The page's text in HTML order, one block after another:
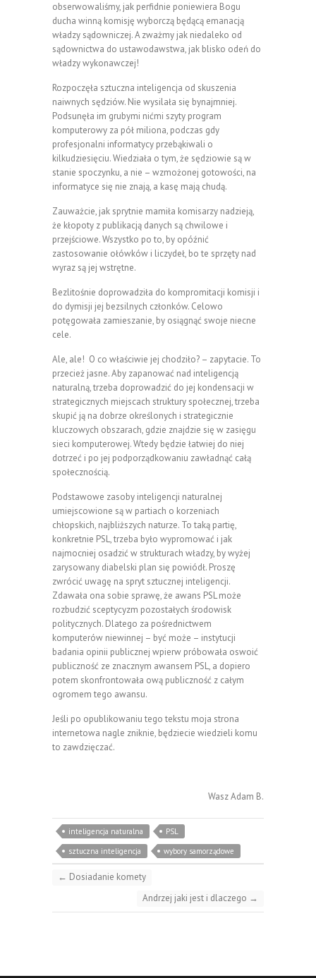
obserwowaliśmy, jak perfidnie poniewiera Bogu
ducha winną komisję wyborczą będącą emanacją
władzy sądowniczej. A zważmy jak niedaleko od
sądownictwa do ustawodawstwa, jak blisko odeń do
władzy wykonawczej!
Rozpoczęła sztuczna inteligencja od skuszenia
naiwnych sędziów. Nie wysilała się bynajmniej.
Podsunęła im grubymi nićmi szyty program
komputerowy za pół miliona, podczas gdy
profesjonalni informatycy przebąkiwali o
kilkudziesięciu. Wiedziała o tym, że sędziowie są w
stanie spoczynku, a nie – wzmożonej gotowości, na
informatyce się nie znają, a kasę mają chudą.
Zauważcie, jak sprytnie mamiła komisarzy nadzieją,
że kłopoty z publikacją danych są chwilowe i
przejściowe. Wszystko po to, by opóźnić
zastosowanie ołówków i liczydeł, bo te sprzęty nad
wyraz są jej wstrętne.
Bezlitośnie doprowadziła do kompromitacji komisji i
do dymisji jej bezsilnych członków. Celowo
potęgowała zamieszanie, by osiągnąć swoje niecne
cele.
Ale, ale! O co właściwie jej chodziło? – zapytacie. To
przecież jasne. Aby zapanować nad inteligencją
naturalną, trzeba doprowadzić do jej kondensacji w
strategicznych miejscach struktury społecznej, trzeba
skupić ją na dobrze określonych i strategicznie
kluczowych obszarach, gdzie znajdzie się w zasięgu
sieci komputerowej. Wtedy będzie łatwiej do niej
dotrzeć i po jej podporządkowaniu zawładnąć całą
społecznością.
Podstawowe zasoby inteligencji naturalnej
umiejscowione są w partiach o korzeniach
chłopskich, najbliższych naturze. To taką partię,
konkretnie PSL, trzeba było wypromować i jak
najmocniej osadzić w strukturach władzy, by wyżej
zarysowany diabelski plan się powiódł. Proszę
zwrócić uwagę na spryt sztucznej inteligencji.
Zdawała ona sobie sprawę, że awans PSL może
rozbudzić sceptycyzm pozostałych środowisk
politycznych. Dlatego za pośrednictwem
komputerów niewinnej – być może – instytucji
badania opinii publicznej wpierw próbowała oswoić
publiczność ze znacznym awansem PSL, a dopiero
potem skonfrontowała ową publiczność z całym
ogromem tego awansu.
Jeśli po opublikowaniu tego tekstu moja strona
internetowa nagle zniknie, będziecie wiedzieli komu
to zawdzięczać.
Wasz Adam B.
inteligencja naturalna
PSL
sztuczna inteligencja
wybory samorządowe
← Dosiadanie komety
Andrzej jaki jest i dlaczego →